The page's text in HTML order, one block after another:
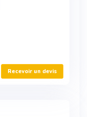
Recevoir un devis